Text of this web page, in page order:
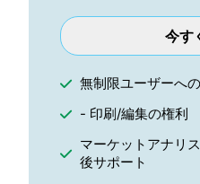
今す
無制限ユーザーへ
- 印刷/編集の権利
マーケットアナリ
後サポート